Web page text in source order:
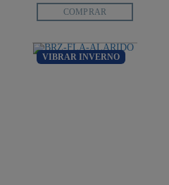
COMPRAR
VIBRAR INVERNO